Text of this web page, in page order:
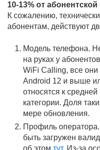
10-13% от
К сожалению,
абонентам, действуют
Модель телефона.
на руках у
WiFi Calling, все
Android 12 и выше
относятся к
категории. Доля
мере обновления.
Профиль
быть загружен
об этом тут. Из-за